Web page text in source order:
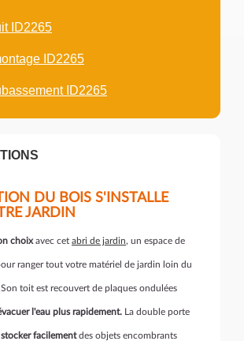
ID2265
ID2265
ID2265
DU BOIS S'INSTALLE
JARDIN
choixavec cet abri de jardin, un espace de
ranger tout votre matériel de jardin loin du
toit est recouvert de plaques ondulées
l'eau plus rapidement. La double porte
stocker facilementdes objets encombrants